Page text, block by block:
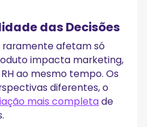
das Decisões
afetam só
impacta marketing,
ao mesmo tempo. Os
diferentes, o
mais completade